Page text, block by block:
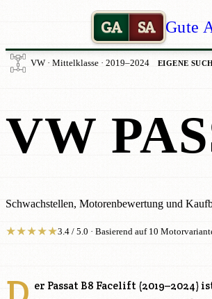
GA SA Gute
VW · Mittelklasse · 2019–2024 EIGENE
VW
Schwachstellen, Motorenbewertung und
★★★★★3.4 / 5.0 · Basierend auf 10
er Passat B8 Facelift (2019–2024)